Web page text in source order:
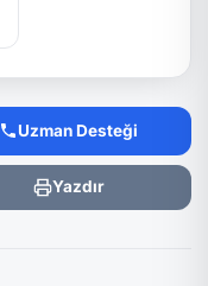
Uzman Desteği
Yazdır